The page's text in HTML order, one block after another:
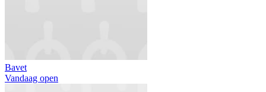
Bavet
Vandaag open